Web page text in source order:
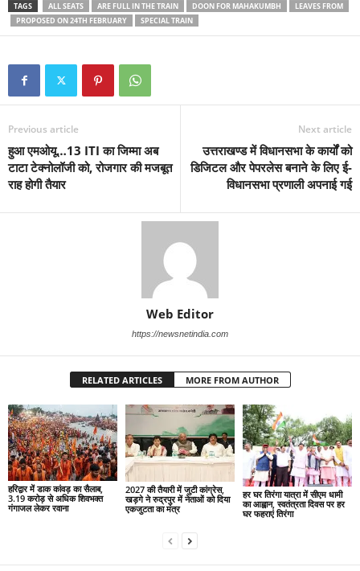
TAGS ALL SEATS ARE FULL IN THE TRAIN DOON FOR MAHAKUMBH
LEAVES FROM
PROPOSED ON 24TH FEBRUARY
SPECIAL TRAIN
Previous article
हुआ एमओयू…13 ITI का जिम्मा अब
टाटा टेक्नोलॉजी को, रोजगार की मजबूत
राह होगी तैयार
Next article
उत्तराखण्ड में विधानसभा के कार्यों को
डिजिटल और पेपरलेस बनाने के लिए ई-
विधानसभा प्रणाली अपनाई गई
Web Editor
https://newsnetindia.com
RELATED ARTICLES MORE FROM AUTHOR
हरिद्वार में डाक कांवड़ का सैलाब,
3.19 करोड़ से अधिक शिवभक्त
गंगाजल लेकर रवाना
2027 की तैयारी में जुटी कांग्रेस,
खड़गे ने रुद्रपुर में नेताओं को दिया
एकजुटता का मंत्र
हर घर तिरंगा यात्रा में सीएम धामी
का आह्वान, स्वतंत्रता दिवस पर हर
घर फहराएं तिरंगा